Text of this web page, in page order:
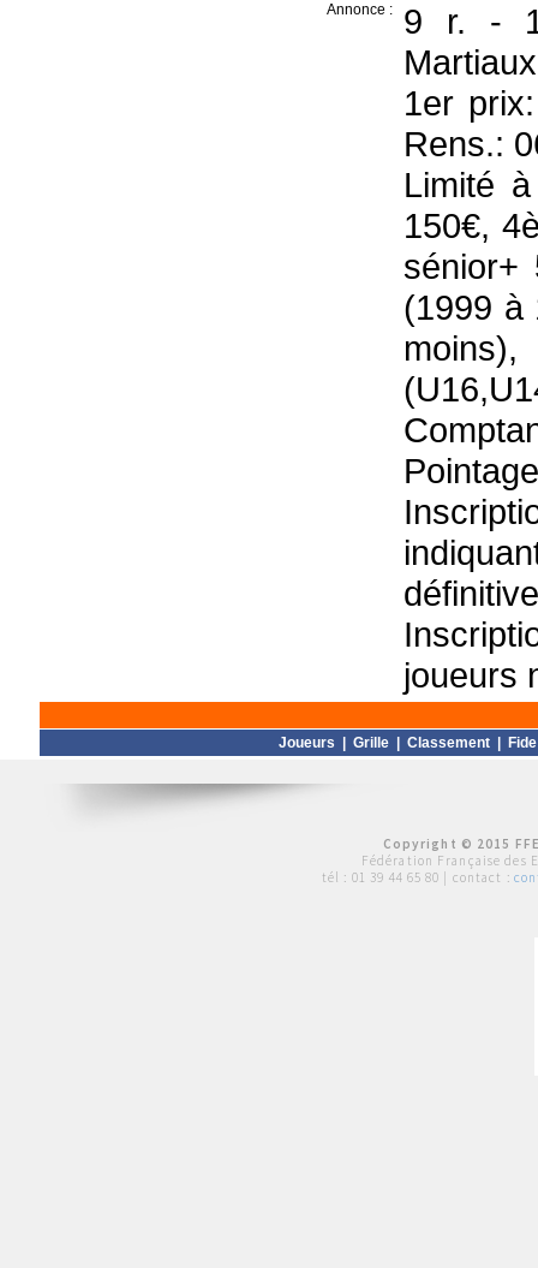
Annonce :
9 r. -
1er
Rens.:
Limité
150€,
sénior+
(1999 à
joueurs
Joueurs Grille Classement Fide
Copyright © 2015
Fédération Française des
tél : 01 39 44 65 80 | contact :